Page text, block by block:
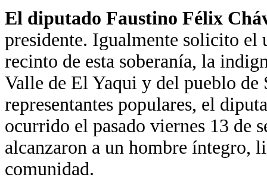
El diputado Faustino Félix
presidente. Igualmente solicito el
recinto de esta soberanía, la
Valle de El Yaqui y del pueblo de
representantes populares, el
ocurrido el pasado viernes 13 de
alcanzaron a un hombre íntegro,
comunidad.